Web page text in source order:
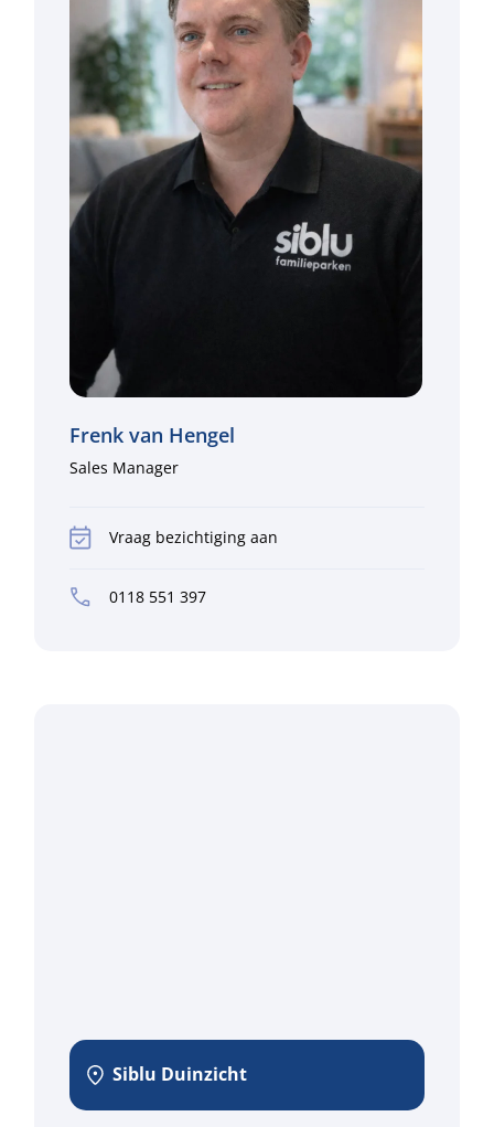
Frenk van Hengel
Sales Manager
Vraag bezichtiging aan
0118 551 397
Siblu Duinzicht